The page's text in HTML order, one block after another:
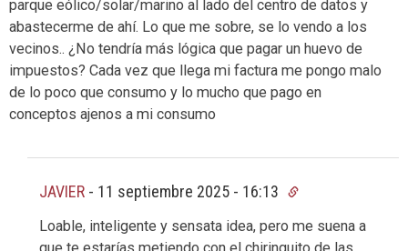
parque eólico/solar/marino al lado del centro de datos y
abastecerme de ahí. Lo que me sobre, se lo vendo a los
vecinos.. ¿No tendría más lógica que pagar un huevo de
impuestos? Cada vez que llega mi factura me pongo malo
de lo poco que consumo y lo mucho que pago en
conceptos ajenos a mi consumo
JAVIER - 11 septiembre 2025 - 16:13
Loable, inteligente y sensata idea, pero me suena a